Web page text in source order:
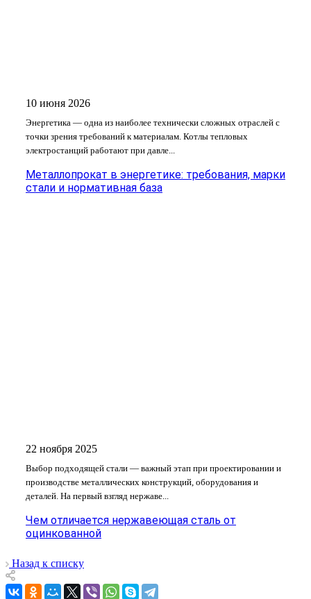
10 июня 2026
Энергетика — одна из наиболее технически сложных отраслей с
точки зрения требований к материалам. Котлы тепловых
электростанций работают при давле...
Металлопрокат в энергетике: требования, марки
стали и нормативная база
22 ноября 2025
Выбор подходящей стали — важный этап при проектировании и
производстве металлических конструкций, оборудования и
деталей. На первый взгляд нержаве...
Чем отличается нержавеющая сталь от
оцинкованной
Назад к списку